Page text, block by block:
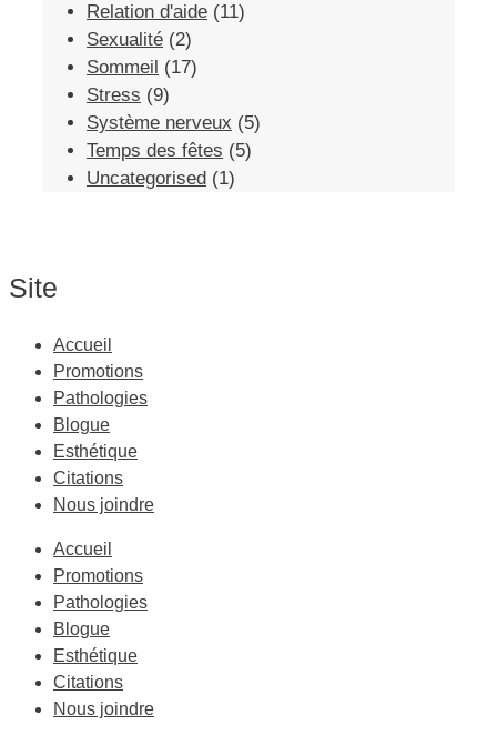
Relation d'aide (11)
Sexualité (2)
Sommeil (17)
Stress (9)
Système nerveux (5)
Temps des fêtes (5)
Uncategorised (1)
Site
Accueil
Promotions
Pathologies
Blogue
Esthétique
Citations
Nous joindre
Accueil
Promotions
Pathologies
Blogue
Esthétique
Citations
Nous joindre